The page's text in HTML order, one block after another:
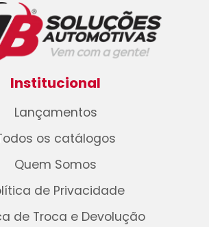
Institucional
Lançamentos
os catálogos
Quem Somos
de Privacidade
de Troca e Devolução